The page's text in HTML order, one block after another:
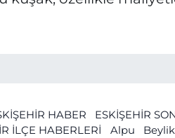
HABER ESKİŞEHİR
İLÇE HABERLERİ
Alpu